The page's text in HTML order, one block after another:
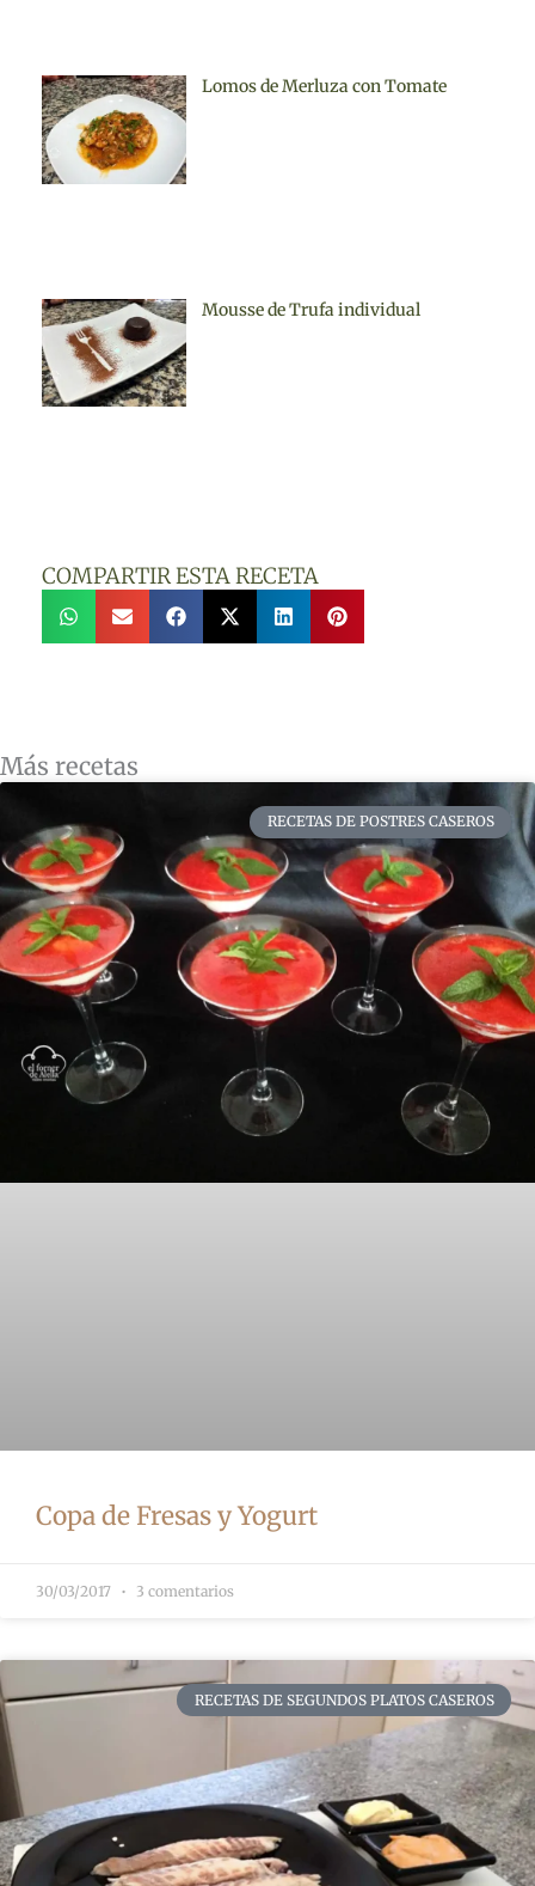
Lomos de Merluza con Tomate
Mousse de Trufa individual
COMPARTIR ESTA RECETA
Más recetas
RECETAS DE POSTRES CASEROS
Copa de Fresas y Yogurt
30/03/2017 3 comentarios
RECETAS DE SEGUNDOS PLATOS CASEROS